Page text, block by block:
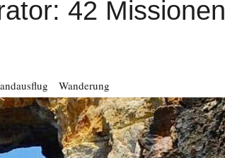
42 Missionen
Wanderung